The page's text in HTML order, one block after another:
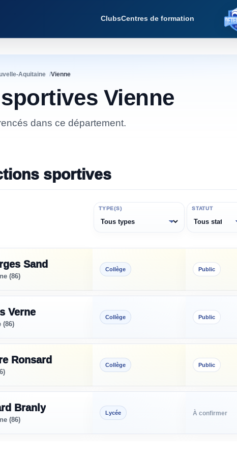
ClubsCentres de formation
Aquitaine Vienne
Vienne
dans ce département.
sportives
- Vienne
TYPE(S) STATUT
Sand
(86)
Collège Public
Verne
(86)
Collège Public
Ronsard Collège Public
Branly
(86)
Lycée À confirmer